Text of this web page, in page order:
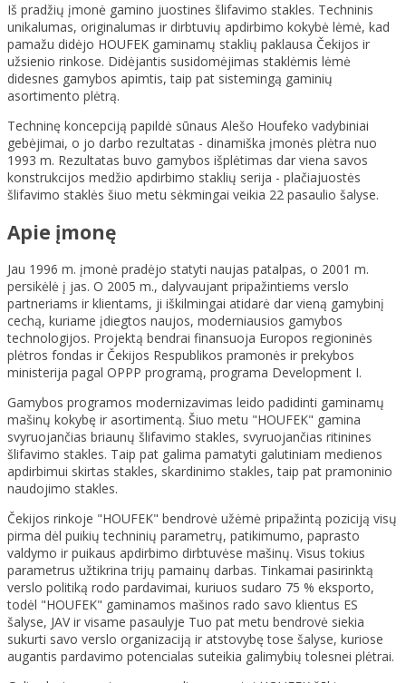
Iš pradžių įmonė gamino juostines šlifavimo stakles. Techninis
unikalumas, originalumas ir dirbtuvių apdirbimo kokybė lėmė, kad
pamažu didėjo HOUFEK gaminamų staklių paklausa Čekijos ir
užsienio rinkose. Didėjantis susidomėjimas staklėmis lėmė
didesnes gamybos apimtis, taip pat sistemingą gaminių
asortimento plėtrą.
Techninę koncepciją papildė sūnaus Alešo Houfeko vadybiniai
gebėjimai, o jo darbo rezultatas - dinamiška įmonės plėtra nuo
1993 m. Rezultatas buvo gamybos išplėtimas dar viena savos
konstrukcijos medžio apdirbimo staklių serija - plačiajuostės
šlifavimo staklės šiuo metu sėkmingai veikia 22 pasaulio šalyse.
Apie įmonę
Jau 1996 m. įmonė pradėjo statyti naujas patalpas, o 2001 m.
persikėlė į jas. O 2005 m., dalyvaujant pripažintiems verslo
partneriams ir klientams, ji iškilmingai atidarė dar vieną gamybinį
cechą, kuriame įdiegtos naujos, moderniausios gamybos
technologijos. Projektą bendrai finansuoja Europos regioninės
plėtros fondas ir Čekijos Respublikos pramonės ir prekybos
ministerija pagal OPPP programą, programa Development I.
Gamybos programos modernizavimas leido padidinti gaminamų
mašinų kokybę ir asortimentą. Šiuo metu "HOUFEK" gamina
svyruojančias briaunų šlifavimo stakles, svyruojančias ritinines
šlifavimo stakles. Taip pat galima pamatyti galutiniam medienos
apdirbimui skirtas stakles, skardinimo stakles, taip pat pramoninio
naudojimo stakles.
Čekijos rinkoje "HOUFEK" bendrovė užėmė pripažintą poziciją visų
pirma dėl puikių techninių parametrų, patikimumo, paprasto
valdymo ir puikaus apdirbimo dirbtuvėse mašinų. Visus tokius
parametrus užtikrina trijų pamainų darbas. Tinkamai pasirinktą
verslo politiką rodo pardavimai, kuriuos sudaro 75 % eksporto,
todėl "HOUFEK" gaminamos mašinos rado savo klientus ES
šalyse, JAV ir visame pasaulyje Tuo pat metu bendrovė siekia
sukurti savo verslo organizaciją ir atstovybę tose šalyse, kuriose
augantis pardavimo potencialas suteikia galimybių tolesnei plėtrai.